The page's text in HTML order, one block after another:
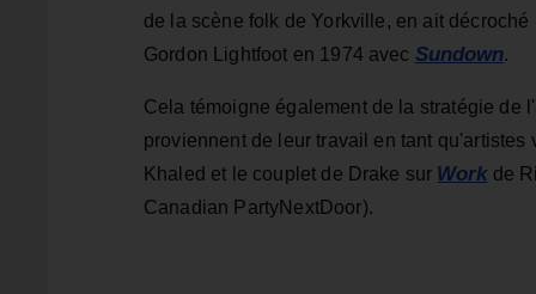
de la scène folk de Yorkville, en ait décroché
Gordon Lightfoot en 1974 avec Sundown.
Cela témoigne également de la stratégie de
proviennent de leur travail en tant
Khaled et le couplet de Drake sur Work de
Canadian PartyNextDoor).